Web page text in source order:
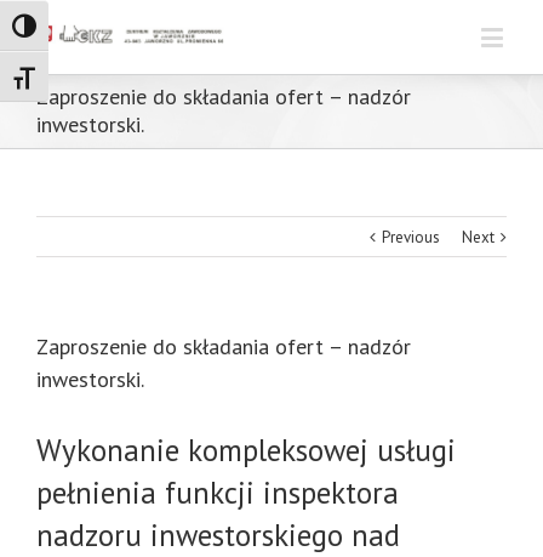
Toggle High Contrast
Toggle Font size
Zaproszenie do składania ofert – nadzór
inwestorski.
Previous Next
Zaproszenie do składania ofert – nadzór
inwestorski.
Wykonanie kompleksowej usługi
pełnienia funkcji inspektora
nadzoru inwestorskiego nad